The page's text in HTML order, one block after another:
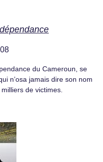
du Cameroun, se
n’osa jamais dire son nom
de victimes.